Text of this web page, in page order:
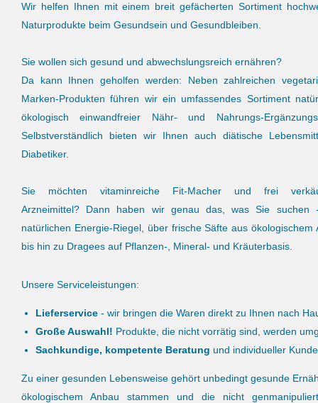
Wir helfen Ihnen mit einem breit gefächerten Sortiment
Naturprodukte beim Gesundsein und Gesundbleiben.
Sie wollen sich gesund und abwechslungsreich ernähren?
Da kann Ihnen geholfen werden: Neben zahlreichen
Marken-Produkten führen wir ein umfassendes Sortiment
ökologisch einwandfreier Nähr- und Nahrungs-
Selbstverständlich bieten wir Ihnen auch diätische
Diabetiker.
Sie möchten vitaminreiche Fit-Macher und frei
Arzneimittel? Dann haben wir genau das, was Sie suchen
natürlichen Energie-Riegel, über frische Säfte aus ökologischem
bis hin zu Dragees auf Pflanzen-, Mineral- und Kräuterbasis.
Unsere Serviceleistungen:
Lieferservice - wir bringen die Waren direkt zu Ihnen nach
Große Auswahl! Produkte, die nicht vorrätig sind, werden
Sachkundige, kompetente Beratung und individueller
Zu einer gesunden Lebensweise gehört unbedingt gesunde
ökologischem Anbau stammen und die nicht